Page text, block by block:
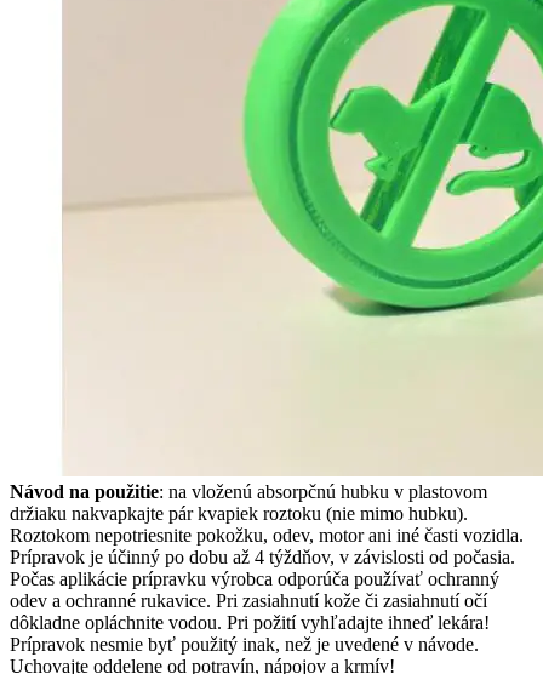
Návod na použitie: na vloženú absorpčnú hubku v plastovom
držiaku nakvapkajte pár kvapiek roztoku (nie mimo hubku).
Roztokom nepotriesnite pokožku, odev, motor ani iné časti vozidla.
Prípravok je účinný po dobu až 4 týždňov, v závislosti od počasia.
Počas aplikácie prípravku výrobca odporúča používať ochranný
odev a ochranné rukavice. Pri zasiahnutí kože či zasiahnutí očí
dôkladne opláchnite vodou. Pri požití vyhľadajte ihneď lekára!
Prípravok nesmie byť použitý inak, než je uvedené v návode.
Uchovajte oddelene od potravín, nápojov a krmív!